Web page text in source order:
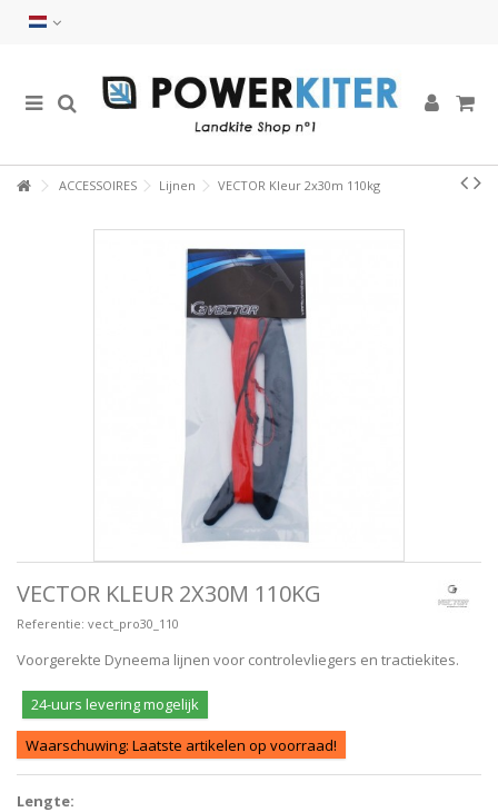
ACCESSOIRES Lijnen VECTOR Kleur 2x30m 110kg
VECTOR KLEUR 2X30M 110KG
Referentie: vect_pro30_110
Voorgerekte Dyneema lijnen voor controlevliegers en tractiekites.
24-uurs levering mogelijk
Waarschuwing: Laatste artikelen op voorraad!
Lengte: